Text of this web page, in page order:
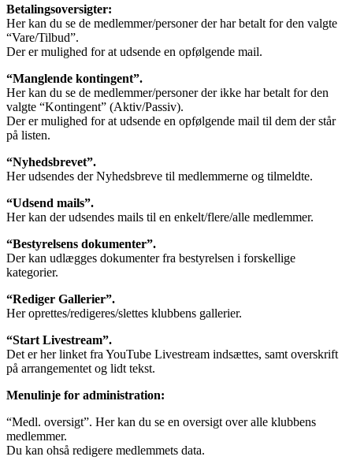
Betalingsoversigter:
Her kan du se de medlemmer/personer der har betalt for den valgte
“Vare/Tilbud”.
Der er mulighed for at udsende en opfølgende mail.
“Manglende kontingent”.
Her kan du se de medlemmer/personer der ikke har betalt for den
valgte “Kontingent” (Aktiv/Passiv).
Der er mulighed for at udsende en opfølgende mail til dem der står
på listen.
“Nyhedsbrevet”.
Her udsendes der Nyhedsbreve til medlemmerne og tilmeldte.
“Udsend mails”.
Her kan der udsendes mails til en enkelt/flere/alle medlemmer.
“Bestyrelsens dokumenter”.
Der kan udlægges dokumenter fra bestyrelsen i forskellige
kategorier.
“Rediger Gallerier”.
Her oprettes/redigeres/slettes klubbens gallerier.
“Start Livestream”.
Det er her linket fra YouTube Livestream indsættes, samt overskrift
på arrangementet og lidt tekst.
Menulinje for administration:
“Medl. oversigt”. Her kan du se en oversigt over alle klubbens
medlemmer.
Du kan ohså redigere medlemmets data.